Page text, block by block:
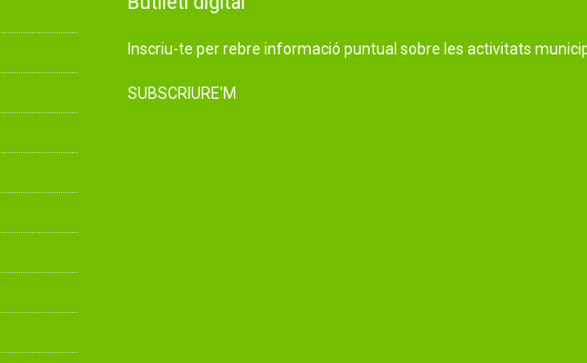
Inscriu-te per rebre informació puntual sobre les activitats
SUBSCRIURE'M